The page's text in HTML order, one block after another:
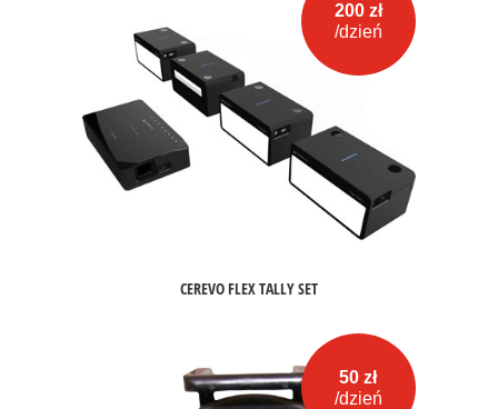
200 zł
/dzień
CEREVO FLEX TALLY SET
50 zł
/dzień